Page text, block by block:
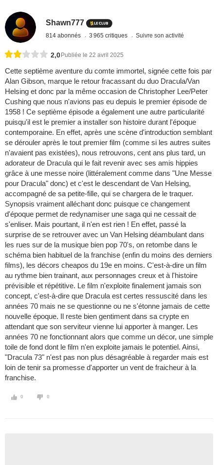
Shawn777
814 abonnés 3 965 critiques Suivre son activité
2,0 Publiée le 22 avril 2025
Cette septième aventure du comte immortel, signée cette fois par
Alan Gibson, marque le retour fracassant du duo Dracula/Van
Helsing et donc par la même occasion de Christopher Lee/Peter
Cushing que nous n'avions pas eu depuis le premier épisode de
1958 ! Ce septième épisode a également une autre particularité
puisqu'il est le premier a installer son histoire durant l'époque
contemporaine. En effet, après une scène d'introduction semblant
se dérouler après le tout premier film (comme si les autres suites
n'avaient pas existées), nous retrouvons, cent ans plus tard, un
adorateur de Dracula qui le fait revenir avec ses amis hippies
grâce à une messe noire (littéralement comme dans "Une Messe
pour Dracula" donc) et c'est le descendant de Van Helsing,
accompagné de sa petite-fille, qui se chargera de le traquer.
Synopsis vraiment alléchant donc puisque ce changement
d'époque permet de redynamiser une saga qui ne cessait de
s'enliser. Mais pourtant, il n'en est rien ! En effet, passé la
surprise de se retrouver avec un Van Helsing déambulant dans
les rues sur de la musique bien pop 70's, on retombe dans le
schéma bien habituel de la franchise (enfin du moins des derniers
films), les décors cheapos du 19e en moins. C'est-à-dire un film
au rythme bien trainant, aux personnages creux et à l'histoire
prévisible et répétitive. Le film n'exploite finalement jamais son
concept, c'est-à-dire que Dracula est certes ressuscité dans les
années 70 mais ne se questionne ou ne s'étonne jamais de cette
nouvelle époque. Il reste bien gentiment dans sa crypte en
attendant que son serviteur vienne lui apporter à manger. Les
années 70 ne fonctionnant alors que comme un décor, une simple
toile de fond dont le film n'en exploite jamais le potentiel. Ainsi,
"Dracula 73" n'est pas non plus désagréable à regarder mais est
loin de tenir sa promesse d'apporter un vent de fraicheur à la
franchise.
0 0